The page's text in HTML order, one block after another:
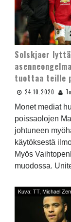
Solskjaer
tuottaa teille
24.10.2020
Monet mediat
poissaolojen
johtuneen
käytöksestä
Myös
muodossa.
Kuva: TT, Michael